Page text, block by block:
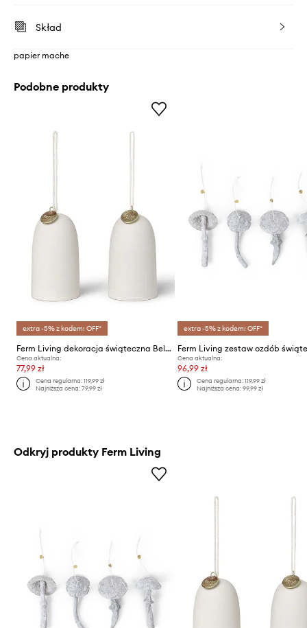
Skład
papier mache
Podobne produkty
extra -5% z kodem: OFF*
Ferm Living dekoracja świąteczna Bell Ceramic Ornaments 2-pack
Cena aktualna:
77,99 zł
Cena regularna:119,99 zł
Najniższa cena:79,99 zł
extra -5% z kodem: OFF*
Cena aktualna:
96,99 zł
Cena regularna: 119,99 zł
Najniższa cena: 99,99 zł
Odkryj produkty Ferm Living